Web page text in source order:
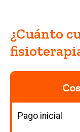
¿Cuánto
Pago inicial